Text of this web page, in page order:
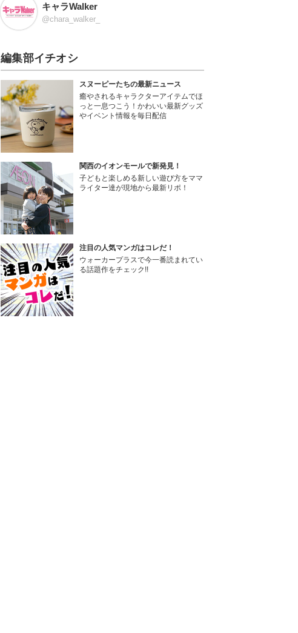
キャラWalker
@chara_walker_
編集部イチオシ
スヌーピーたちの最新ニュース
癒やされるキャラクターアイテムでほ
っと一息つこう！かわいい最新グッズ
やイベント情報を毎日配信
関西のイオンモールで新発見！
子どもと楽しめる新しい遊び方をママ
ライター達が現地から最新リポ！
注目の人気マンガはコレだ！
ウォーカープラスで今一番読まれてい
る話題作をチェック!!